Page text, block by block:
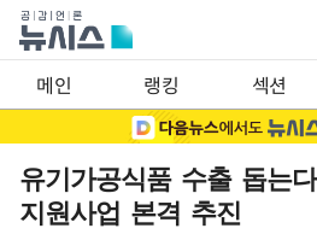
메인 랭킹 섹션
유기가공식품 수출 돕는
지원사업 본격 추진